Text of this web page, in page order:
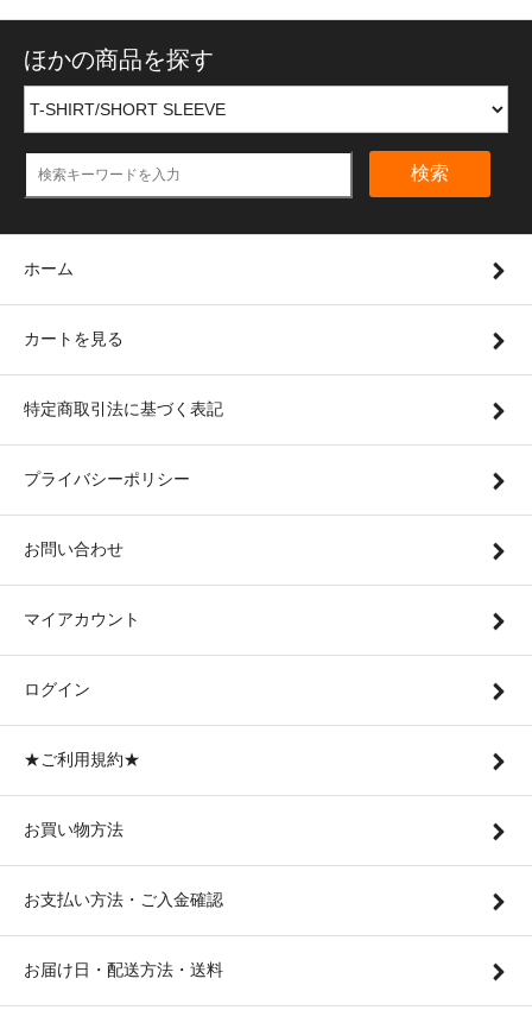
ほかの商品を探す
検索
ホーム
カートを見る
特定商取引法に基づく表記
プライバシーポリシー
お問い合わせ
マイアカウント
ログイン
★ご利用規約★
お買い物方法
お支払い方法・ご入金確認
お届け日・配送方法・送料